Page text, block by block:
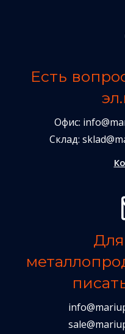
Есть
Офис:
Склад:
Для